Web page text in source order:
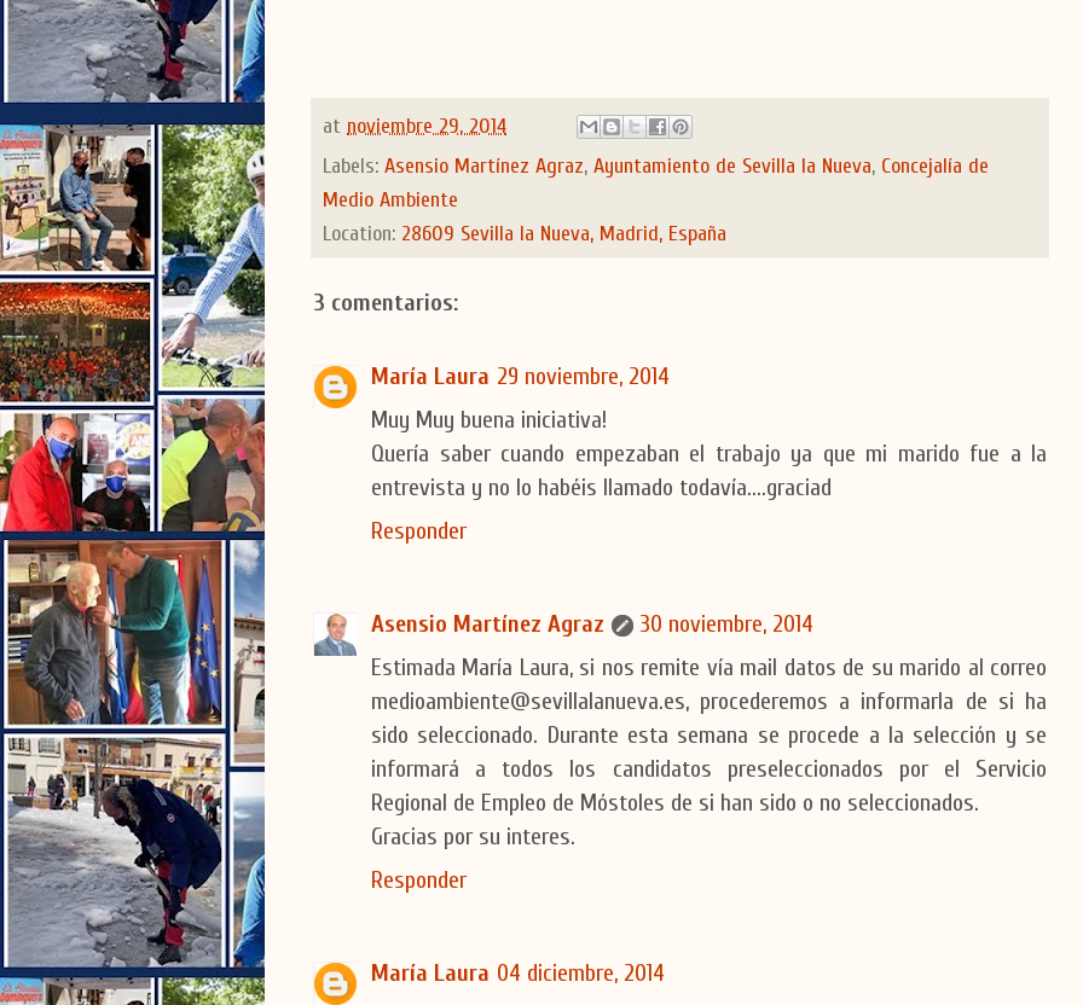
at noviembre 29, 2014
Labels: Asensio Martínez Agraz, Ayuntamiento de Sevilla la Nueva, Concejalía de
Medio Ambiente
Location: 28609 Sevilla la Nueva, Madrid, España
3 comentarios:
María Laura 29 noviembre, 2014
Muy Muy buena iniciativa!
Quería saber cuando empezaban el trabajo ya que mi marido fue a la
entrevista y no lo habéis llamado todavía....graciad
Responder
Asensio Martínez Agraz
30 noviembre, 2014
Estimada María Laura, si nos remite vía mail datos de su marido al correo
medioambiente@sevillalanueva.es, procederemos a informarla de si ha
sido seleccionado. Durante esta semana se procede a la selección y se
informará a todos los candidatos preseleccionados por el Servicio
Regional de Empleo de Móstoles de si han sido o no seleccionados.
Gracias por su interes.
Responder
María Laura 04 diciembre, 2014